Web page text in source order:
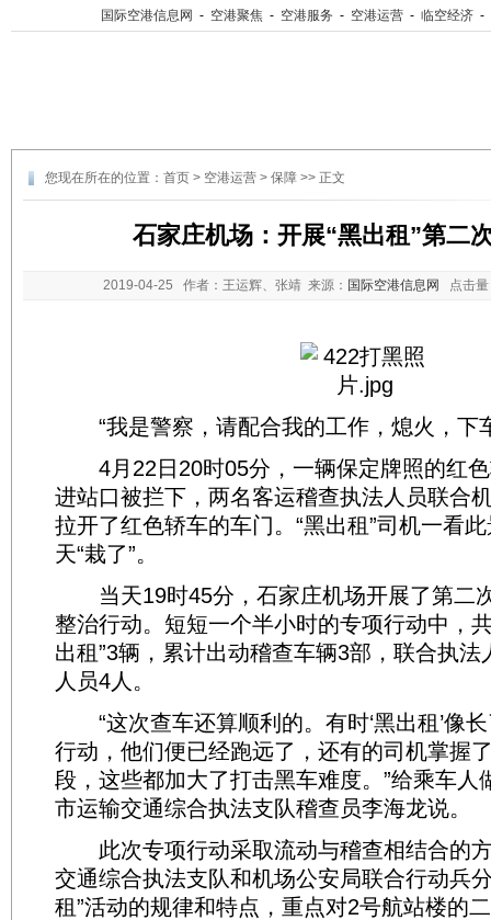
国际空港信息网 - 空港聚焦 - 空港服务 - 空港运营 - 临空经济 -
您现在所在的位置： 首页 > 空港运营 > 保障 >> 正文
石家庄机场：开展“黑出租”第二
2019-04-25 作者：王运辉、张靖 来源： 国际空港信息网 点击量
“我是警察，请配合我的工作，熄火，下
4月22日20时05分，一辆保定牌照的红色
进站口被拦下，两名客运稽查执法人员联合
拉开了红色轿车的车门。“黑出租”司机一看
天“栽了”。
当天19时45分，石家庄机场开展了第二次
整治行动。短短一个半小时的专项行动中，
出租”3辆，累计出动稽查车辆3部，联合执
人员4人。
“这次查车还算顺利的。有时‘黑出租’像
行动，他们便已经跑远了，还有的司机掌握了
段，这些都加大了打击黑车难度。”给乘车人
市运输交通综合执法支队稽查员李海龙说。
此次专项行动采取流动与稽查相结合的
交通综合执法支队和机场公安局联合行动兵
租”活动的规律和特点，重点对2号航站楼的